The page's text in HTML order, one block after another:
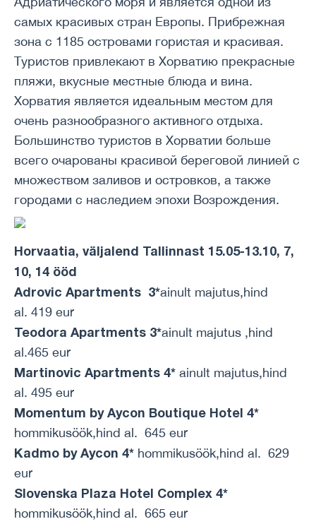
самых красивых стран Европы. Прибрежная
зона с 1185 островами гористая и красивая.
Туристов привлекают в Хорватию прекрасные
пляжи, вкусные местные блюда и вина.
Хорватия является идеальным местом для
очень разнообразного активного отдыха.
Большинство туристов в Хорватии больше
всего очарованы красивой береговой линией с
множеством заливов и островков, а также
городами с наследием эпохи Возрождения.
Horvaatia, väljalend Tallinnast 15.05-13.10, 7,
10, 14 ööd
Adrovic Apartments 3*ainult majutus,hind
al. 419 eur
Teodora Apartments 3*ainult majutus ,hind
al.465 eur
Martinovic Apartments 4* ainult majutus,hind
al. 495 eur
Momentum by Aycon Boutique Hotel 4*
hommikusöök,hind al. 645 eur
Kadmo by Aycon 4* hommikusöök,hind al. 629
eur
Slovenska Plaza Hotel Complex 4*
hommikusöök,hind al. 665 eur